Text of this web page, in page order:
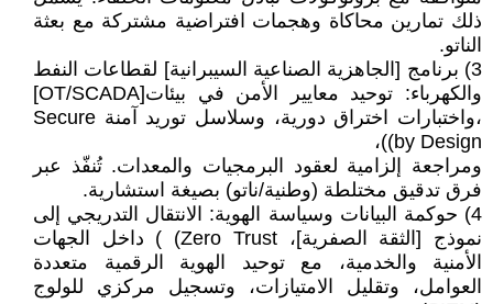
ذلك تمارين محاكاة وهجمات افتراضية مشتركة مع بعثة
الناتو.
3) برنامج [الجاهزية الصناعية السيبرانية] لقطاعات النفط
والكهرباء: توحيد معايير الأمن في بيئات[OT/SCADA]
،واختبارات اختراق دورية، وسلاسل توريد آمنة Secure
by Design))،
ومراجعة إلزامية لعقود البرمجيات والمعدات. تُنفّذ عبر
فرق تدقيق مختلطة (وطنية/ناتو) بصيغة استشارية.
4) حوكمة البيانات وسياسة الهوية: الانتقال التدريجي إلى
نموذج [الثقة الصفرية]، Zero Trust) ) داخل الجهات
الأمنية والخدمية، مع توحيد الهوية الرقمية متعددة
العوامل، وتقليل الامتيازات، وتسجيل مركزي للولوج